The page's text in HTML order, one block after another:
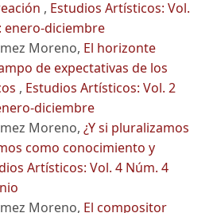
, Estudios Artísticos: Vol.
enero-diciembre
Moreno, El horizonte
de expectativas de los
, Estudios Artísticos: Vol. 2
diciembre
Moreno, ¿Y si pluralizamos
como conocimiento y
Artísticos: Vol. 4 Núm. 4
Moreno, El compositor